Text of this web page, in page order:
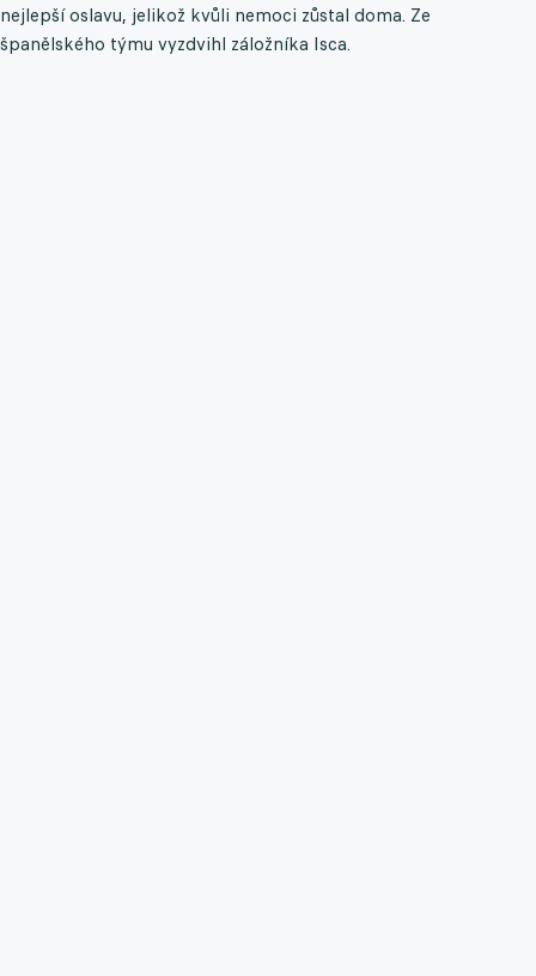
nejlepší oslavu, jelikož kvůli nemoci zůstal doma. Ze
španělského týmu vyzdvihl záložníka Isca.